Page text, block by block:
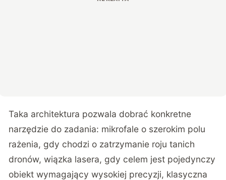
Taka architektura pozwala dobrać konkretne
narzędzie do zadania: mikrofale o szerokim polu
rażenia, gdy chodzi o zatrzymanie roju tanich
dronów, wiązka lasera, gdy celem jest pojedynczy
obiekt wymagający wysokiej precyzji, klasyczna